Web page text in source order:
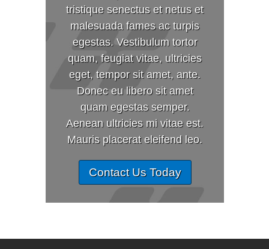
tristique senectus et netus et
malesuada fames ac turpis
egestas. Vestibulum tortor
quam, feugiat vitae, ultricies
eget, tempor sit amet, ante.
Donec eu libero sit amet
quam egestas semper.
Aenean ultricies mi vitae est.
Mauris placerat eleifend leo.
Contact Us Today